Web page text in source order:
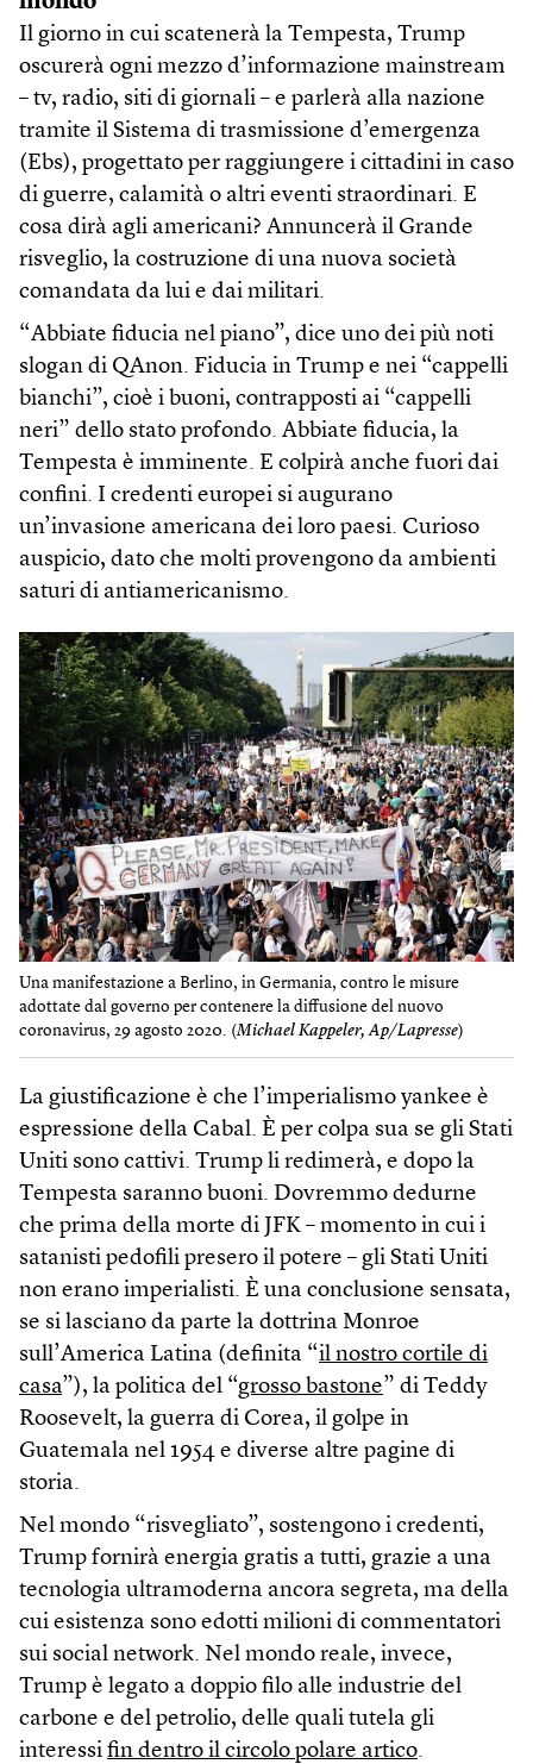
Il giorno in cui scatenerà la Tempesta, Trump
oscurerà ogni mezzo d’informazione mainstream
– tv, radio, siti di giornali – e parlerà alla nazione
tramite il Sistema di trasmissione d’emergenza
(Ebs), progettato per raggiungere i cittadini in caso
di guerre, calamità o altri eventi straordinari. E
cosa dirà agli americani? Annuncerà il Grande
risveglio, la costruzione di una nuova società
comandata da lui e dai militari.
“Abbiate fiducia nel piano”, dice uno dei più noti
slogan di QAnon. Fiducia in Trump e nei “cappelli
bianchi”, cioè i buoni, contrapposti ai “cappelli
neri” dello stato profondo. Abbiate fiducia, la
Tempesta è imminente. E colpirà anche fuori dai
confini. I credenti europei si augurano
un’invasione americana dei loro paesi. Curioso
auspicio, dato che molti provengono da ambienti
saturi di antiamericanismo.
Una manifestazione a Berlino, in Germania, contro le misure
adottate dal governo per contenere la diffusione del nuovo
coronavirus, 29 agosto 2020. (Michael Kappeler, Ap/Lapresse)
La giustificazione è che l’imperialismo yankee è
espressione della Cabal. È per colpa sua se gli Stati
Uniti sono cattivi. Trump li redimerà, e dopo la
Tempesta saranno buoni. Dovremmo dedurne
che prima della morte di JFK – momento in cui i
satanisti pedofili presero il potere – gli Stati Uniti
non erano imperialisti. È una conclusione sensata,
se si lasciano da parte la dottrina Monroe
sull’America Latina (definita “il nostro cortile di
casa”), la politica del “grosso bastone” di Teddy
Roosevelt, la guerra di Corea, il golpe in
Guatemala nel 1954 e diverse altre pagine di
storia.
Nel mondo “risvegliato”, sostengono i credenti,
Trump fornirà energia gratis a tutti, grazie a una
tecnologia ultramoderna ancora segreta, ma della
cui esistenza sono edotti milioni di commentatori
sui social network. Nel mondo reale, invece,
Trump è legato a doppio filo alle industrie del
carbone e del petrolio, delle quali tutela gli
interessi fin dentro il circolo polare artico.